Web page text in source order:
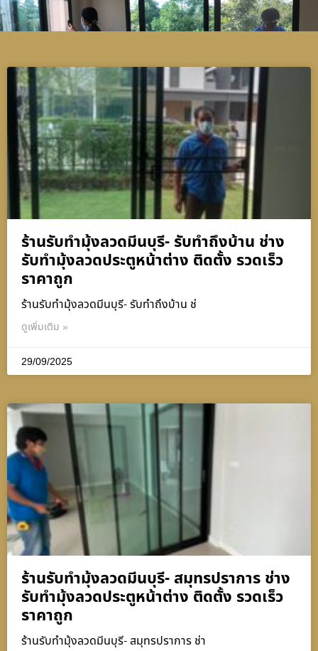
ร้านรับทำมุ้งลวดมีนบุรี- รับทำถึงบ้าน ช่าง
รับทำมุ้งลวดประตูหน้าต่าง ติดตั้ง รวดเร็ว
ราคาถูก
ร้านรับทำมุ้งลวดมีนบุรี- รับทำถึงบ้าน ช่
ดูเพิ่มเติม »
29/09/2025
ร้านรับทำมุ้งลวดมีนบุรี- สมุทรปราการ ช่าง
รับทำมุ้งลวดประตูหน้าต่าง ติดตั้ง รวดเร็ว
ราคาถูก
ร้านรับทำมุ้งลวดมีนบุรี- สมุทรปราการ ช่า